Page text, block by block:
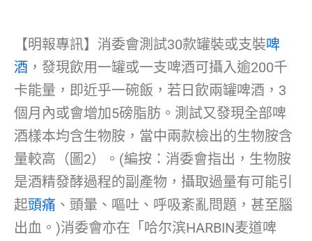
【明報專訊】消委會測試30款罐裝或支裝啤
酒 ，發現飲用一罐或一支啤酒可攝入逾200千
卡能量，即近乎一碗飯，若日飲兩罐啤酒，3
個月內或會增加5磅脂肪。測試又發現全部啤
酒樣本均含生物胺，當中兩款檢出的生物胺含
量較高（圖2）。(編按：消委會指出，生物胺
是酒精發酵過程的副產物，攝取過量有可能引
起頭痛 、頭暈、嘔吐、呼吸紊亂問題，甚至腦
出血。)消委會亦在「哈尔滨HARBIN麦道啤